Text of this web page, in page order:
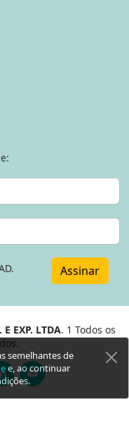
Assinar
EXP. LTDA. 1 Todos os
semelhantes de
e, ao continuar